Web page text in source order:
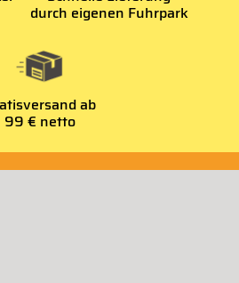
durch eigenen Fuhrpark
ab
99 € netto